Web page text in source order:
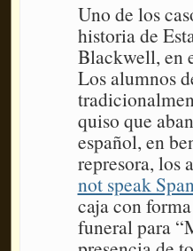
Uno de los
historia de
Blackwell, en
Los alumnos
quiso que
español, en
represora, los
not speak
caja con
funeral para